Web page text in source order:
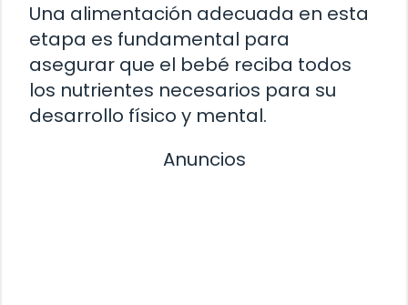
Una alimentación adecuada en esta
etapa es fundamental para
asegurar que el bebé reciba todos
los nutrientes necesarios para su
desarrollo físico y mental.
Anuncios